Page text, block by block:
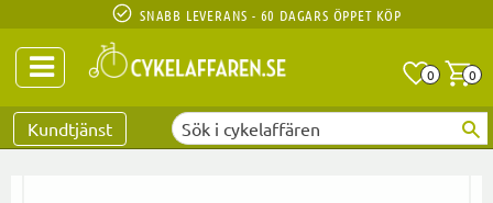
SNABB LEVERANS - 60 DAGARS ÖPPET KÖP
0 0
Kundtjänst